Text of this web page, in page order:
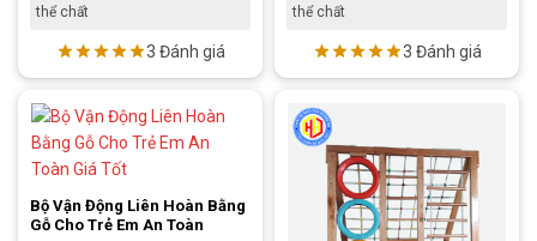
3 Đánh giá
thể chất
3 Đánh giá
thể chất
Bộ Vận Động Liên Hoàn Bằng
Gỗ Cho Trẻ Em An Toàn